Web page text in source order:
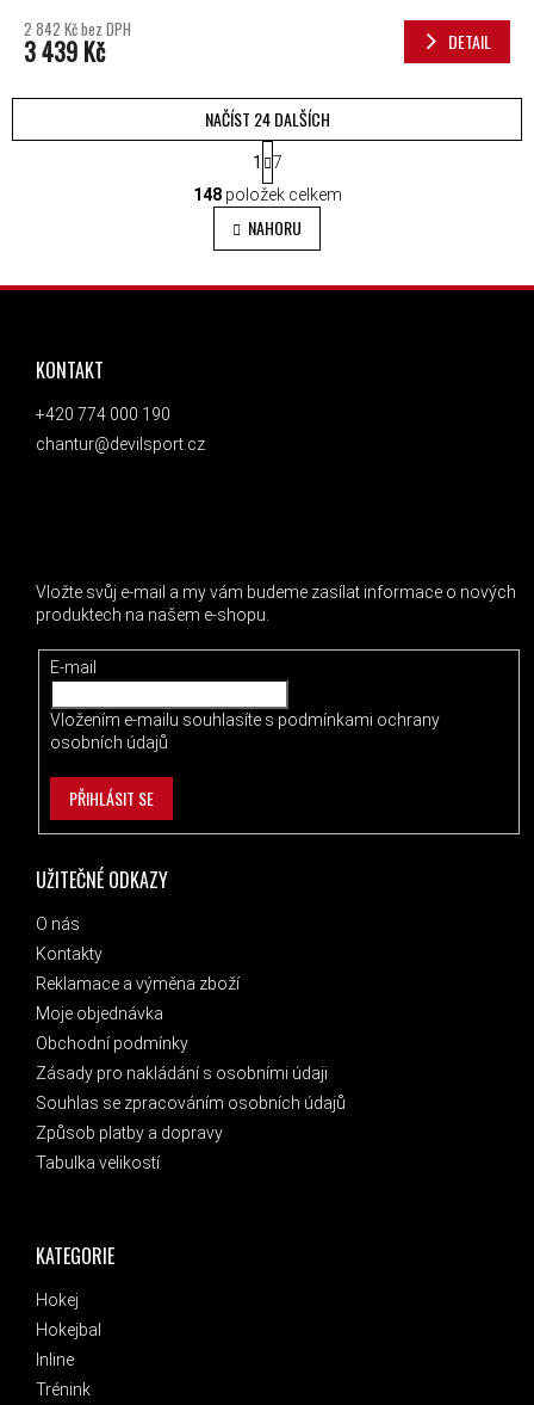
2 842 Kč bez DPH
3 439 Kč DETAIL
OVLÁDACÍ PRVKY VÝPISU
NAČÍST 24 DALŠÍCH
STRÁNKOVÁNÍ
1
7
148položek celkem
NAHORU
ZÁPATÍ
KATEGORIE
Hokej
Hokejbal
Inline
Trénink
UŽITEČNÉ ODKAZY
O nás
Kontakty
Reklamace a výměna zboží
Moje objednávka
Obchodní podmínky
Zásady pro nakládání s osobními údaji
Souhlas se zpracováním osobních údajů
Způsob platby a dopravy
Tabulka velikostí
KONTAKT
+420 774 000 190
chantur@devilsport.cz
Vložte svůj e-mail a my vám budeme zasílat informace o nových
produktech na našem e-shopu.
E-mail
Vložením e-mailu souhlasíte s podmínkami ochrany
osobních údajů
PŘIHLÁSIT SE